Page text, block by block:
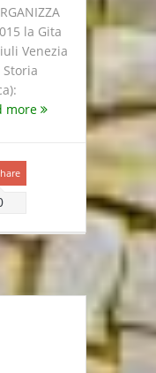
la Gita
Venezia
more